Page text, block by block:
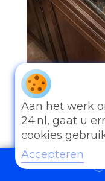
Andere
Aan het werk
24.nl, gaat u
cookies
Accepteren